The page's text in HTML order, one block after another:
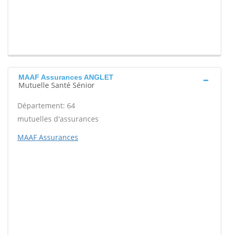
MAAF Assurances ANGLET
Mutuelle Santé Sénior
Département: 64
mutuelles d'assurances
MAAF Assurances